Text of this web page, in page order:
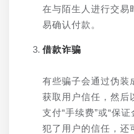
在与陌生人进行交易
易确认付款。
借款诈骗
有些骗子会通过伪装
获取用户信任，然后
支付“手续费”或“保
犯了用户的信任，还